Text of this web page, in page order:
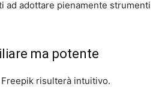
ad adottare pienamente strumenti
ma potente
risulterà intuitivo.